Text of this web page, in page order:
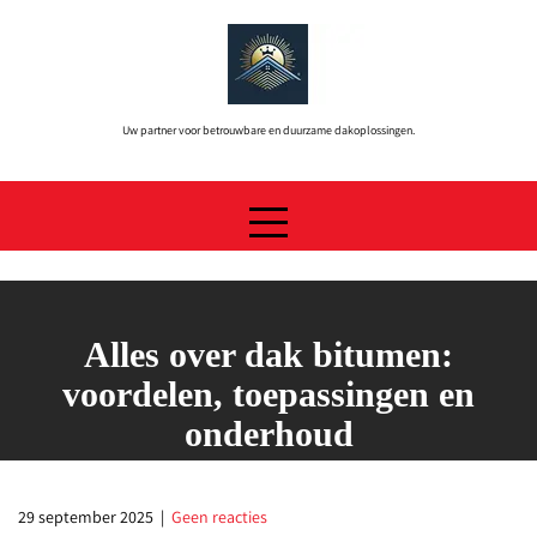
Uw partner voor betrouwbare en duurzame dakoplossingen.
Alles over dak bitumen:
voordelen, toepassingen en
onderhoud
29 september 2025 | Geen reacties